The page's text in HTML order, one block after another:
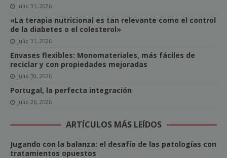
julio 31, 2026
«La terapia nutricional es tan relevante como el control
de la diabetes o el colesterol»
julio 31, 2026
Envases flexibles: Monomateriales, más fáciles de
reciclar y con propiedades mejoradas
julio 30, 2026
Portugal, la perfecta integración
julio 26, 2026
ARTÍCULOS MÁS LEÍDOS
Jugando con la balanza: el desafío de las patologías con
tratamientos opuestos